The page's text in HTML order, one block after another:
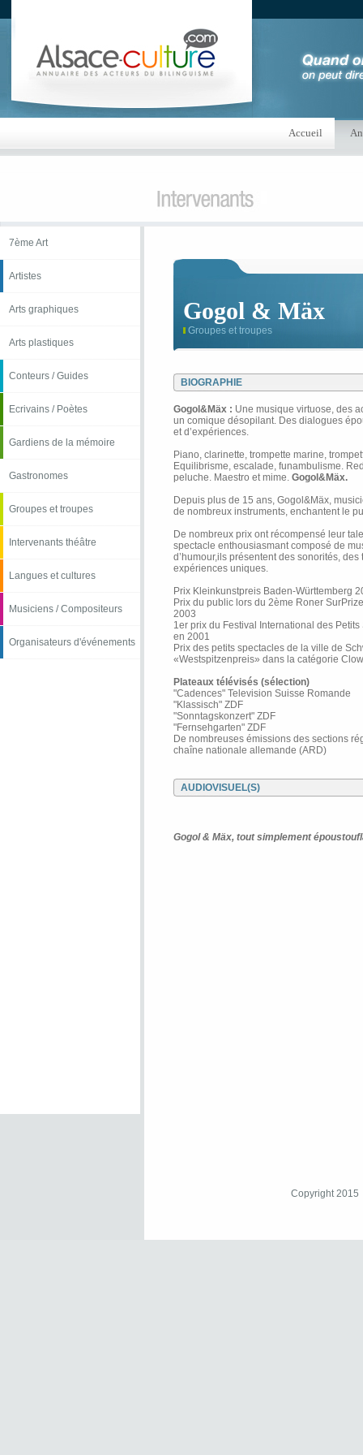
Accueil
7ème Art
Artistes
Arts graphiques
Arts plastiques
Conteurs / Guides
Ecrivains / Poètes
Gardiens de la mémoire
Gastronomes
Groupes et troupes
Intervenants théâtre
Langues et cultures
Musiciens / Compositeurs
Organisateurs d'événements
Gogol & Mäx
Groupes et troupes
BIOGRAPHIE
Gogol&Mäx : Une musique virtuose, des
un comique désopilant. Des dialogues
et d’expériences.
Piano, clarinette, trompette marine,
Equilibrisme, escalade, funambulisme.
peluche. Maestro et mime. Gogol&Mäx.
Depuis plus de 15 ans, Gogol&Mäx,
de nombreux instruments, enchantent le
De nombreux prix ont récompensé leur
spectacle enthousiasmant composé de
d’humour,ils présentent des sonorités, des
expériences uniques.
Prix Kleinkunstpreis Baden-Württemberg
Prix du public lors du 2ème Roner
2003
1er prix du Festival International des
en 2001
Prix des petits spectacles de la ville de
«Westspitzenpreis» dans la catégorie
Plateaux télévisés (sélection)
"Cadences" Television Suisse Romande
"Klassisch" ZDF
"Sonntagskonzert" ZDF
"Fernsehgarten" ZDF
De nombreuses émissions des sections
chaîne nationale allemande (ARD)
AUDIOVISUEL(S)
Gogol & Mäx, tout simplement
Copyright 2015